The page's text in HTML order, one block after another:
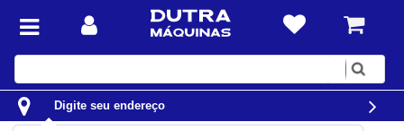
Digite
Digite seu endereço